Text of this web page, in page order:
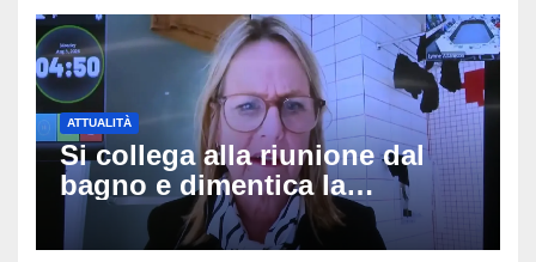
ATTUALITÀ
Si collega alla riunione dal
bagno e dimentica la
telecamera accesa: tutti
vedono il bucato, il video